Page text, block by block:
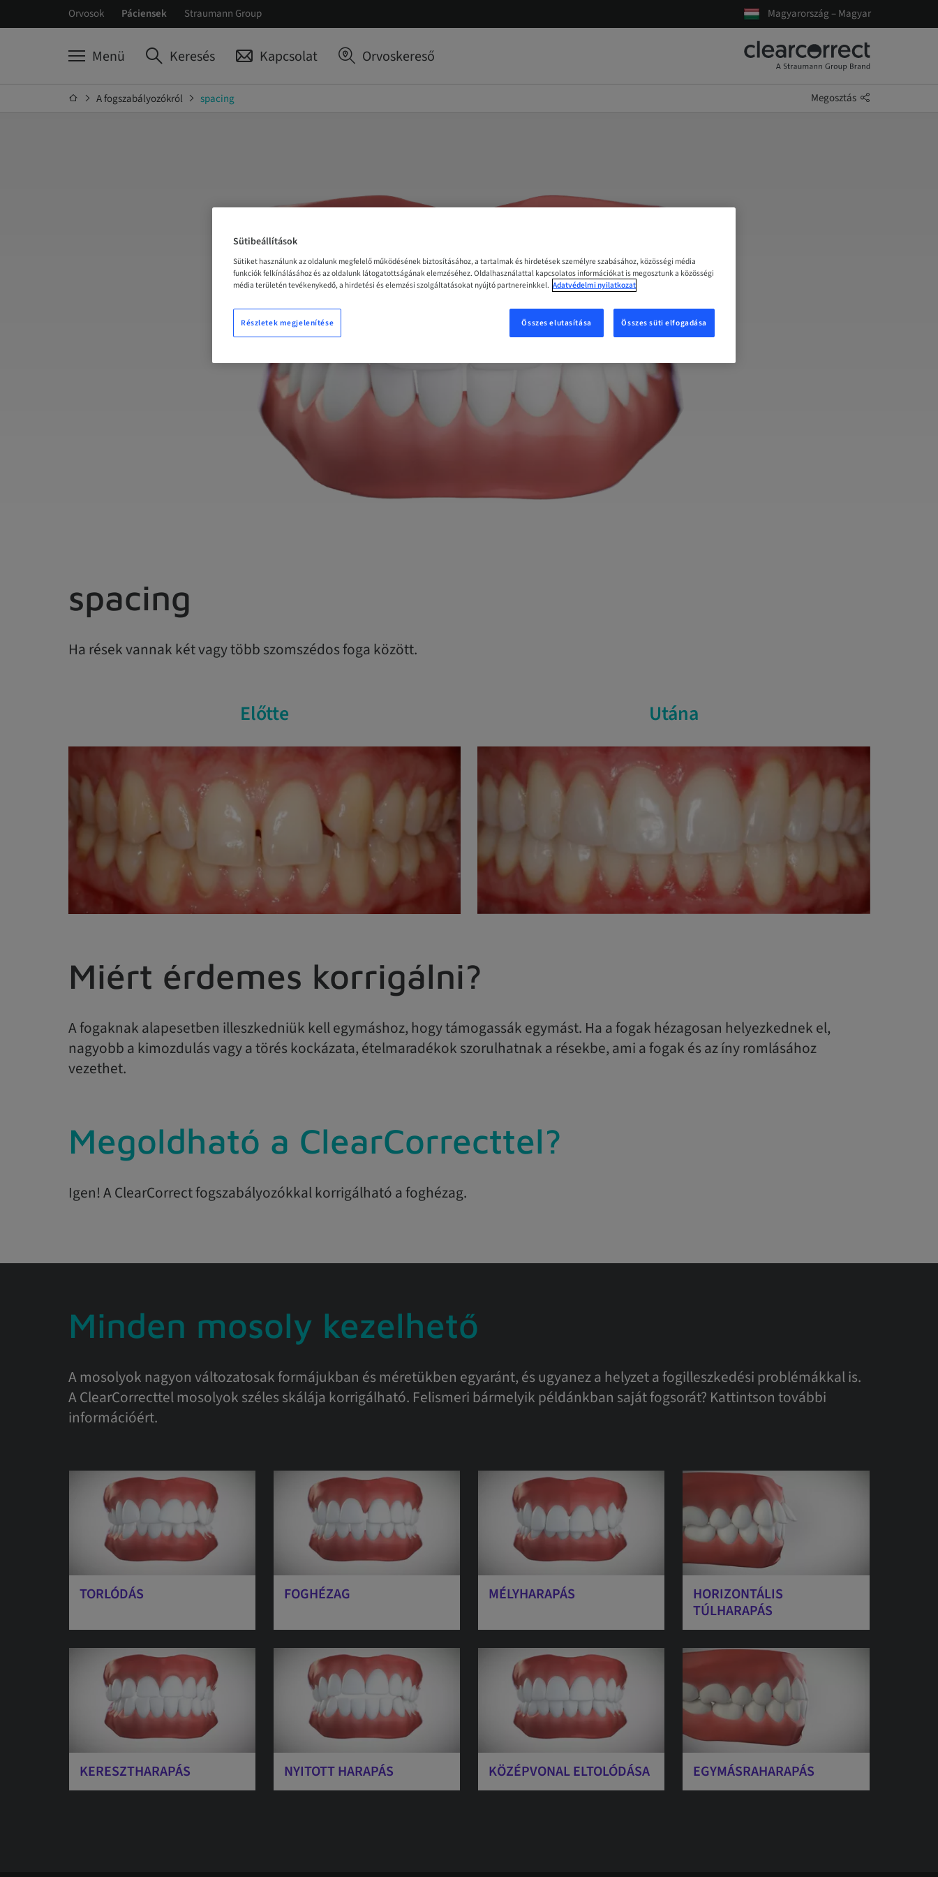
Orvosok Páciensek Straumann Group Magyarország – Magyar
Menü Keresés Kapcsolat Orvoskereső
A fogszabályozókról spacing Megosztás
spacing
Ha rések vannak két vagy több szomszédos foga között.
Előtte Utána
Miért érdemes korrigálni?
A fogaknak alapesetben illeszkedniük kell egymáshoz, hogy támogassák egymást. Ha a fogak hézagosan helyezkednek el,
nagyobb a kimozdulás vagy a törés kockázata, ételmaradékok szorulhatnak a résekbe, ami a fogak és az íny romlásához
vezethet.
Megoldható a ClearCorrecttel?
Igen! A ClearCorrect fogszabályozókkal korrigálható a foghézag.
Minden mosoly kezelhető
A mosolyok nagyon változatosak formájukban és méretükben egyaránt, és ugyanez a helyzet a fogilleszkedési problémákkal is.
A ClearCorrecttel mosolyok széles skálája korrigálható. Felismeri bármelyik példánkban saját fogsorát? Kattintson további
információért.
TORLÓDÁS FOGHÉZAG MÉLYHARAPÁS
HORIZONTÁLIS
TÚLHARAPÁS
KERESZTHARAPÁS NYITOTT HARAPÁS KÖZÉPVONAL ELTOLÓDÁSA EGYMÁSRAHARAPÁS
Sütibeállítások
Sütiket használunk az oldalunk megfelelő működésének biztosításához, a tartalmak és hirdetések személyre szabásához, közösségi média
funkciók felkínálásához és az oldalunk látogatottságának elemzéséhez. Oldalhasználattal kapcsolatos információkat is megosztunk a közösségi
média területén tevékenykedő, a hirdetési és elemzési szolgáltatásokat nyújtó partnereinkkel. Adatvédelmi nyilatkozat
Összes elutasítása Összes süti elfogadása
Részletek megjelenítése